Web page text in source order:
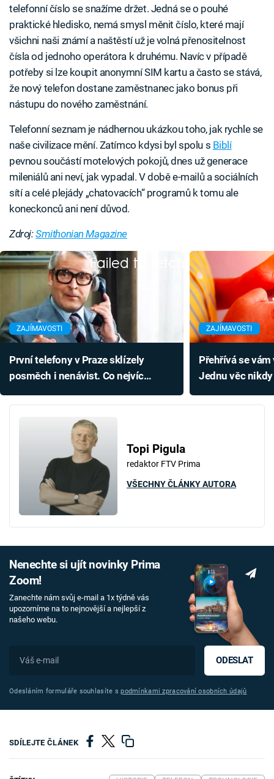
telefonní číslo se snažíme držet. Jedná se o pouhé
praktické hledisko, nemá smysl měnit číslo, které mají
všichni naši známí a naštěstí už je volná přenositelnost
čísla od jednoho operátora k druhému. Navíc v případě
potřeby si lze koupit anonymní SIM kartu a často se stává,
že nový telefon dostane zaměstnanec jako bonus při
nástupu do nového zaměstnání.
Telefonní seznam je nádhernou ukázkou toho, jak rychle se
naše civilizace mění. Zatímco kdysi byl spolu s Biblí
pevnou součástí motelových pokojů, dnes už generace
mileniálů ani neví, jak vypadal. V době e-mailů a sociálních
sítí a celé plejády „chatovacích“ programů k tomu ale
koneckonců ani není důvod.
Zdroj:Smithonian Magazine
Failed to fetch
ZAJÍMAVOSTI
První telefony v Praze sklízely
posměch i nenávist. Co nejvíc
ZAJÍMAVOSTI
Přehřívá se
Jednu věc
Topi Pigula
redaktor FTV Prima
VŠECHNY ČLÁNKY AUTORA
Nenechte si ujít novinky Prima
Zoom!
Zanechte nám svůj e-mail a 1x týdně vás
upozorníme na to nejnovější a nejlepší z
našeho webu.
ODESLAT
Odesláním formuláře souhlasíte spodmínkami zpracování osobních údajů
SDÍLEJTE ČLÁNEK